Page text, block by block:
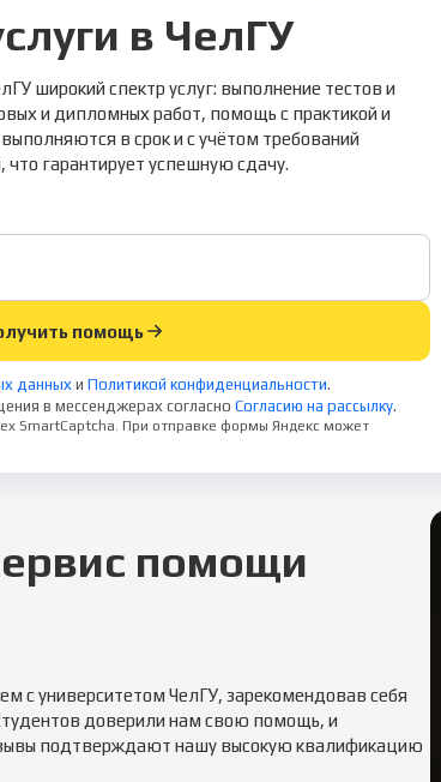
в ЧелГУ
широкий спектр услуг: выполнение тестов и
и дипломных работ, помощь с практикой и
в срок и с учётом требований
гарантирует успешную сдачу.
помощь
данных и Политикой конфиденциальности.
в мессенджерах согласно Согласию на рассылку.
SmartCaptcha. При отправке формы Яндекс может
помощи
с университетом ЧелГУ, зарекомендовав себя
доверили нам свою помощь, и
подтверждают нашу высокую квалификацию